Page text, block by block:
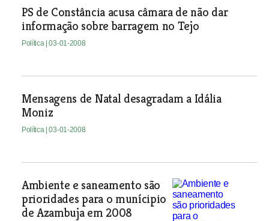
PS de Constância acusa câmara de não dar
informação sobre barragem no Tejo
Política | 03-01-2008
Mensagens de Natal desagradam a Idália
Moniz
Política | 03-01-2008
Ambiente e saneamento são
prioridades para o munícipio
de Azambuja em 2008